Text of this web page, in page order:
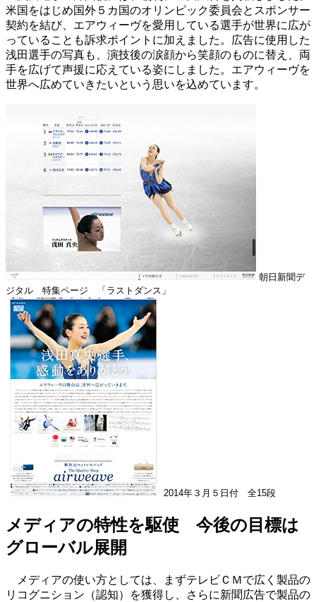
米国をはじめ国外５カ国のオリンピック委員会とスポンサー
契約を結び、エアウィーヴを愛用している選手が世界に広が
っていることも訴求ポイントに加えました。広告に使用した
浅田選手の写真も、演技後の涙顔から笑顔のものに替え、両
手を広げて声援に応えている姿にしました。エアウィーヴを
世界へ広めていきたいという思いを込めています。
朝日新聞デ
ジタル 特集ページ 「ラストダンス」
2014年３月５日付 全15段
メディアの特性を駆使 今後の目標は
グローバル展開
メディアの使い方としては、まずテレビＣＭで広く製品の
リコグニション（認知）を獲得し、さらに新聞広告で製品の